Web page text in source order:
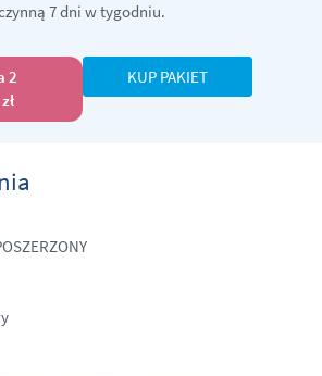
7 dni w tygodniu.
2
KUP PAKIET